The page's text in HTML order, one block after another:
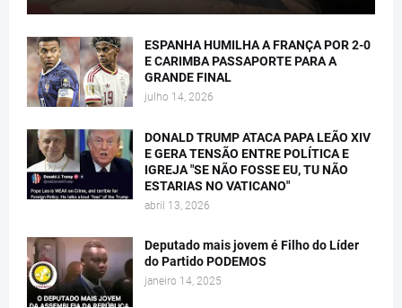
ESPANHA HUMILHA A FRANÇA POR 2-0
E CARIMBA PASSAPORTE PARA A
GRANDE FINAL
julho 14, 2026
DONALD TRUMP ATACA PAPA LEÃO XIV
E GERA TENSÃO ENTRE POLÍTICA E
IGREJA "SE NÃO FOSSE EU, TU NÃO
ESTARIAS NO VATICANO"
abril 13, 2026
Deputado mais jovem é Filho do Líder
do Partido PODEMOS
janeiro 14, 2025